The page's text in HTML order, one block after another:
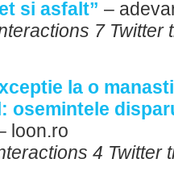
si asfalt” –
7 Twitter
la o
osemintele
loon.ro
4 Twitter